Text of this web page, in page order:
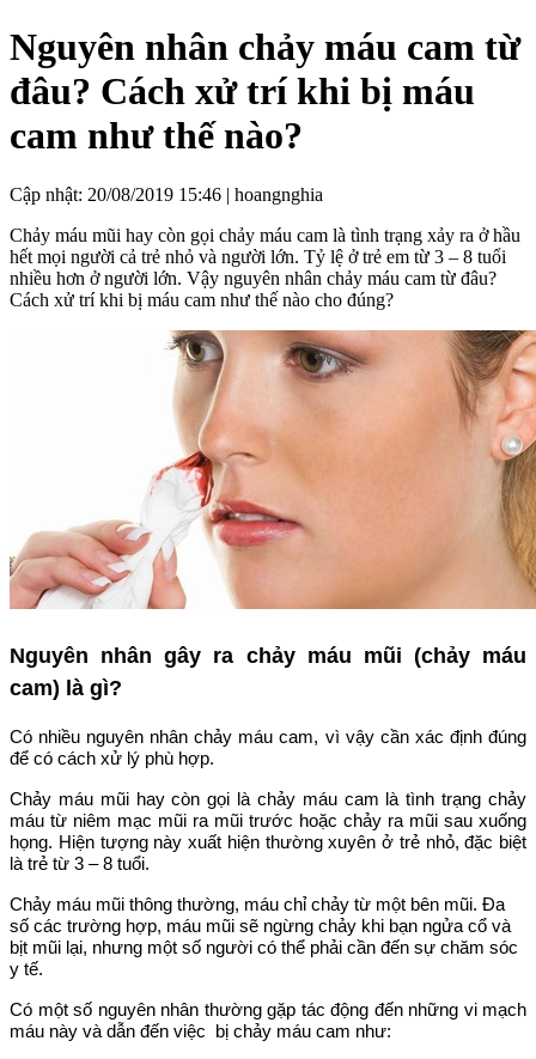
Nguyên nhân chảy máu cam từ
đâu? Cách xử trí khi bị máu
cam như thế nào?
Cập nhật: 20/08/2019 15:46 | hoangnghia
Chảy máu mũi hay còn gọi chảy máu cam là tình trạng xảy ra ở hầu
hết mọi người cả trẻ nhỏ và người lớn. Tỷ lệ ở trẻ em từ 3 – 8 tuổi
nhiều hơn ở người lớn. Vậy nguyên nhân chảy máu cam từ đâu?
Cách xử trí khi bị máu cam như thế nào cho đúng?
Nguyên nhân gây ra chảy máu mũi (chảy máu
cam) là gì?
Có nhiều nguyên nhân chảy máu cam, vì vậy cần xác định đúng
để có cách xử lý phù hợp.
Chảy máu mũi hay còn gọi là chảy máu cam là tình trạng chảy
máu từ niêm mạc mũi ra mũi trước hoặc chảy ra mũi sau xuống
họng. Hiện tượng này xuất hiện thường xuyên ở trẻ nhỏ, đặc biệt
là trẻ từ 3 – 8 tuổi.
Chảy máu mũi thông thường, máu chỉ chảy từ một bên mũi. Đa
số các trường hợp, máu mũi sẽ ngừng chảy khi bạn ngửa cổ và
bịt mũi lại, nhưng một số người có thể phải cần đến sự chăm sóc
y tế.
Có một số nguyên nhân thường gặp tác động đến những vi mạch
máu này và dẫn đến việc bị chảy máu cam như: